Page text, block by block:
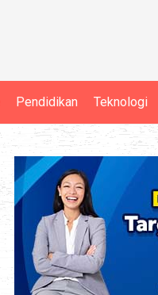
Pendidikan Teknologi